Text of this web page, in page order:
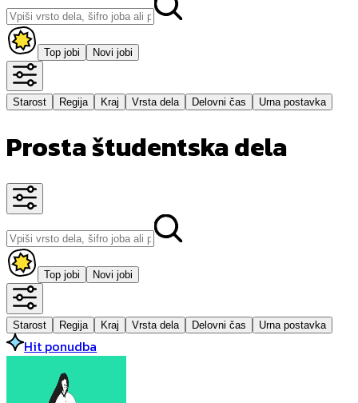
Top jobi Novi jobi
Starost Regija Kraj Vrsta dela Delovni čas Urna postavka
Prosta študentska dela
Top jobi Novi jobi
Starost Regija Kraj Vrsta dela Delovni čas Urna postavka
Hit ponudba